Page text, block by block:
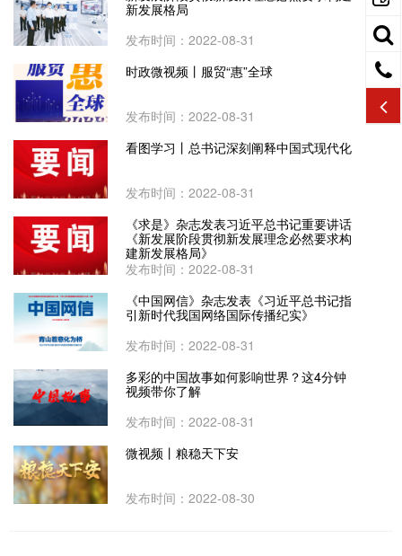
新发展格局
发布时间：2022-08-31
时政微视频丨服贸“惠”全球
发布时间：2022-08-31
看图学习丨总书记深刻阐释中国式现代化
发布时间：2022-08-31
《求是》杂志发表习近平总书记重要讲话
《新发展阶段贯彻新发展理念必然要求构
建新发展格局》
发布时间：2022-08-31
《中国网信》杂志发表《习近平总书记指
引新时代我国网络国际传播纪实》
发布时间：2022-08-31
多彩的中国故事如何影响世界？这4分钟
视频带你了解
发布时间：2022-08-31
微视频丨粮稳天下安
发布时间：2022-08-30